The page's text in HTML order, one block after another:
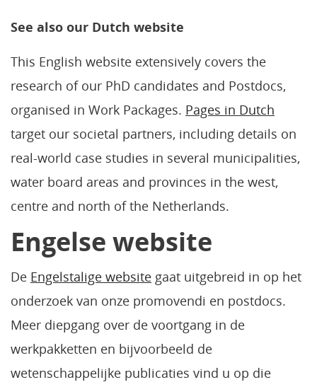
See also our Dutch website
This English website extensively covers the
research of our PhD candidates and Postdocs,
organised in Work Packages. Pages in Dutch
target our societal partners, including details on
real-world case studies in several municipalities,
water board areas and provinces in the west,
centre and north of the Netherlands.
Engelse website
De Engelstalige website gaat uitgebreid in op het
onderzoek van onze promovendi en postdocs.
Meer diepgang over de voortgang in de
werkpakketten en bijvoorbeeld de
wetenschappelijke publicaties vind u op die